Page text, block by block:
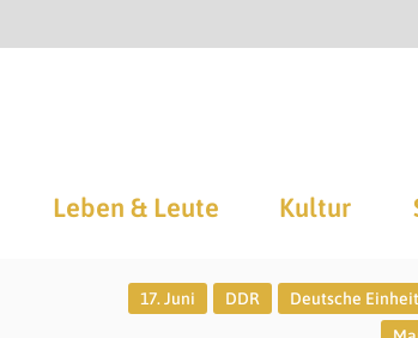
Leben & Leute Kultur
17. Juni DDR Deutsche Einheit